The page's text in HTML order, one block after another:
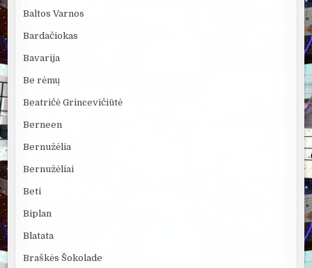
Baltos Varnos
Bardačiokas
Bavarija
Be rėmų
Beatričė Grincevičiūtė
Berneen
Bernužėlia
Bernužėliai
Beti
Biplan
Blatata
Braškės Šokolade